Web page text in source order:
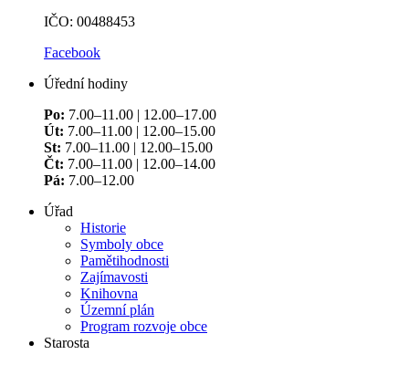
IČO: 00488453
Facebook
Úřední hodiny
Po: 7.00–11.00 | 12.00–17.00
Út: 7.00–11.00 | 12.00–15.00
St: 7.00–11.00 | 12.00–15.00
Čt: 7.00–11.00 | 12.00–14.00
Pá: 7.00–12.00
Úřad
Historie
Symboly obce
Pamětihodnosti
Zajímavosti
Knihovna
Územní plán
Program rozvoje obce
Starosta